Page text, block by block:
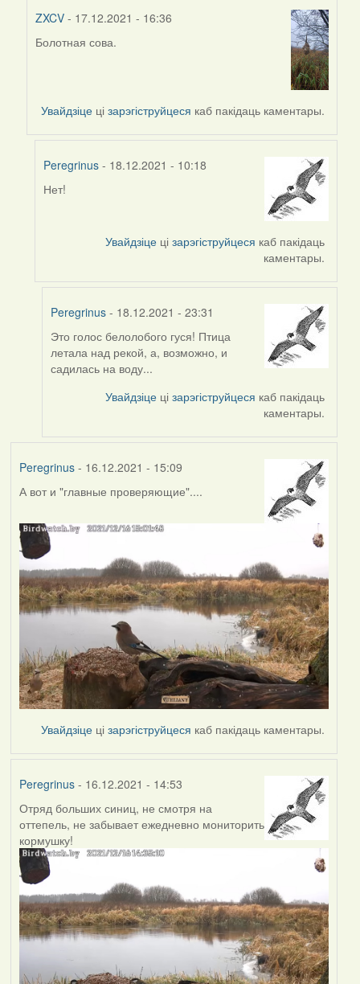
ZXCV - 17.12.2021 - 16:36
In
Peregrinus
Болотная сова.
Увайдзіце цізарэгіструйцеся каб пакідаць каментары.
Peregrinus- 18.12.2021 - 10:18
In
Нет!
Увайдзіце цізарэгіструйцеся каб пакідаць
каментары.
Peregrinus - 18.12.2021 - 23:31
In
reply
to
Это голос белолобого гуся! Птица
летала над рекой, а, возможно, и
садилась на воду...
Увайдзіце цізарэгіструйцеся каб пакідаць
каментары.
Peregrinus- 16.12.2021 - 15:09
А вот и "главные проверяющие"....
Увайдзіце цізарэгіструйцеся каб пакідаць каментары.
Peregrinus- 16.12.2021 - 14:53
Отряд больших синиц, не смотря на
оттепель, не забывает ежедневно мониторить
кормушку!